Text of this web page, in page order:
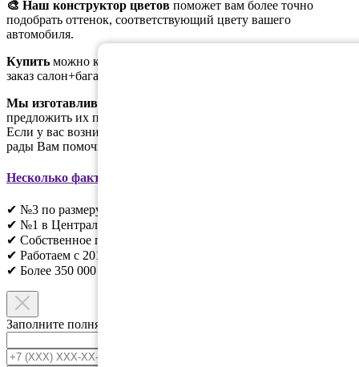
🎨 Наш конструктор цветов поможет вам более точно
подобрать оттенок, соответствующий цвету вашего
автомобиля.
Купить можно как коврики в салон, так и в багажник. На
заказ салон+багажник идёт скидка
Мы изготавливаем коврики ЕВА сами
предложить их по доступной цене без лишних наценок.
Если у вас возникли дополнительные вопросы, мы будем
рады Вам помочь.
Несколько фактов о EVADROM
✔ №3 по размеру в России;
✔ №1 в Центральном регионе;
✔ Собственное производство;
✔ Работаем с 2010г;
✔ Более 350 000 клиентов;​
Заполните полня ниже и мы свяжемся с вами.